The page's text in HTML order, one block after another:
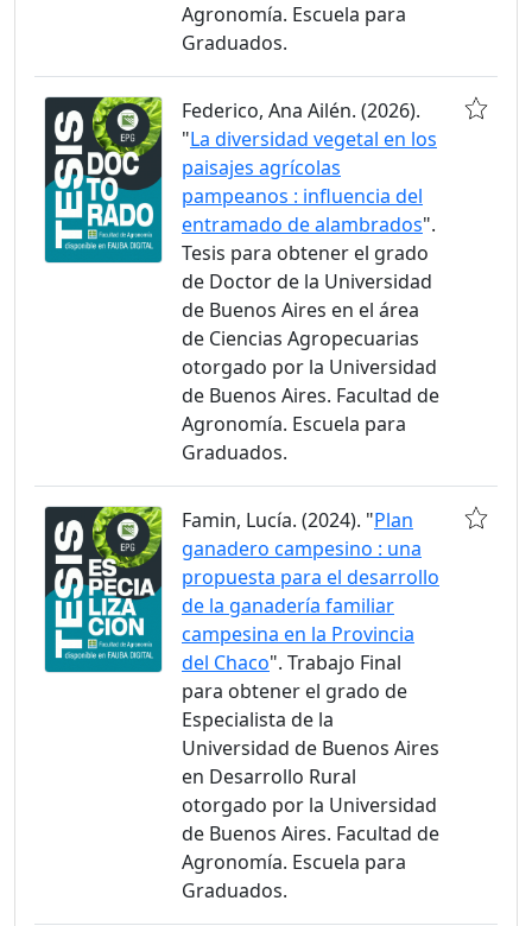
Agronomía. Escuela para
Graduados.
Federico, Ana Ailén. (2026).
"La diversidad vegetal en los
paisajes agrícolas
pampeanos : influencia del
entramado de alambrados".
Tesis para obtener el grado
de Doctor de la Universidad
de Buenos Aires en el área
de Ciencias Agropecuarias
otorgado por la Universidad
de Buenos Aires. Facultad de
Agronomía. Escuela para
Graduados.
Famin, Lucía. (2024). "Plan
ganadero campesino : una
propuesta para el desarrollo
de la ganadería familiar
campesina en la Provincia
del Chaco". Trabajo Final
para obtener el grado de
Especialista de la
Universidad de Buenos Aires
en Desarrollo Rural
otorgado por la Universidad
de Buenos Aires. Facultad de
Agronomía. Escuela para
Graduados.